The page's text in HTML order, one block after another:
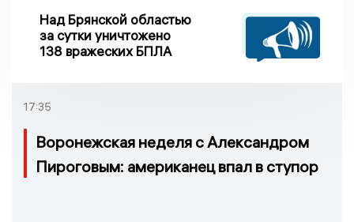
Над Брянской областью
за сутки уничтожено
138 вражеских БПЛА
17:35
Воронежская неделя с Александром
Пироговым: американец впал в ступор